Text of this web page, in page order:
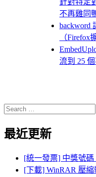
針對特定
不再雞同
backword
（Firefox
流到 25
Search
for:
最近更新
[統一發票] 中獎號碼
[下載] WinRAR 壓縮